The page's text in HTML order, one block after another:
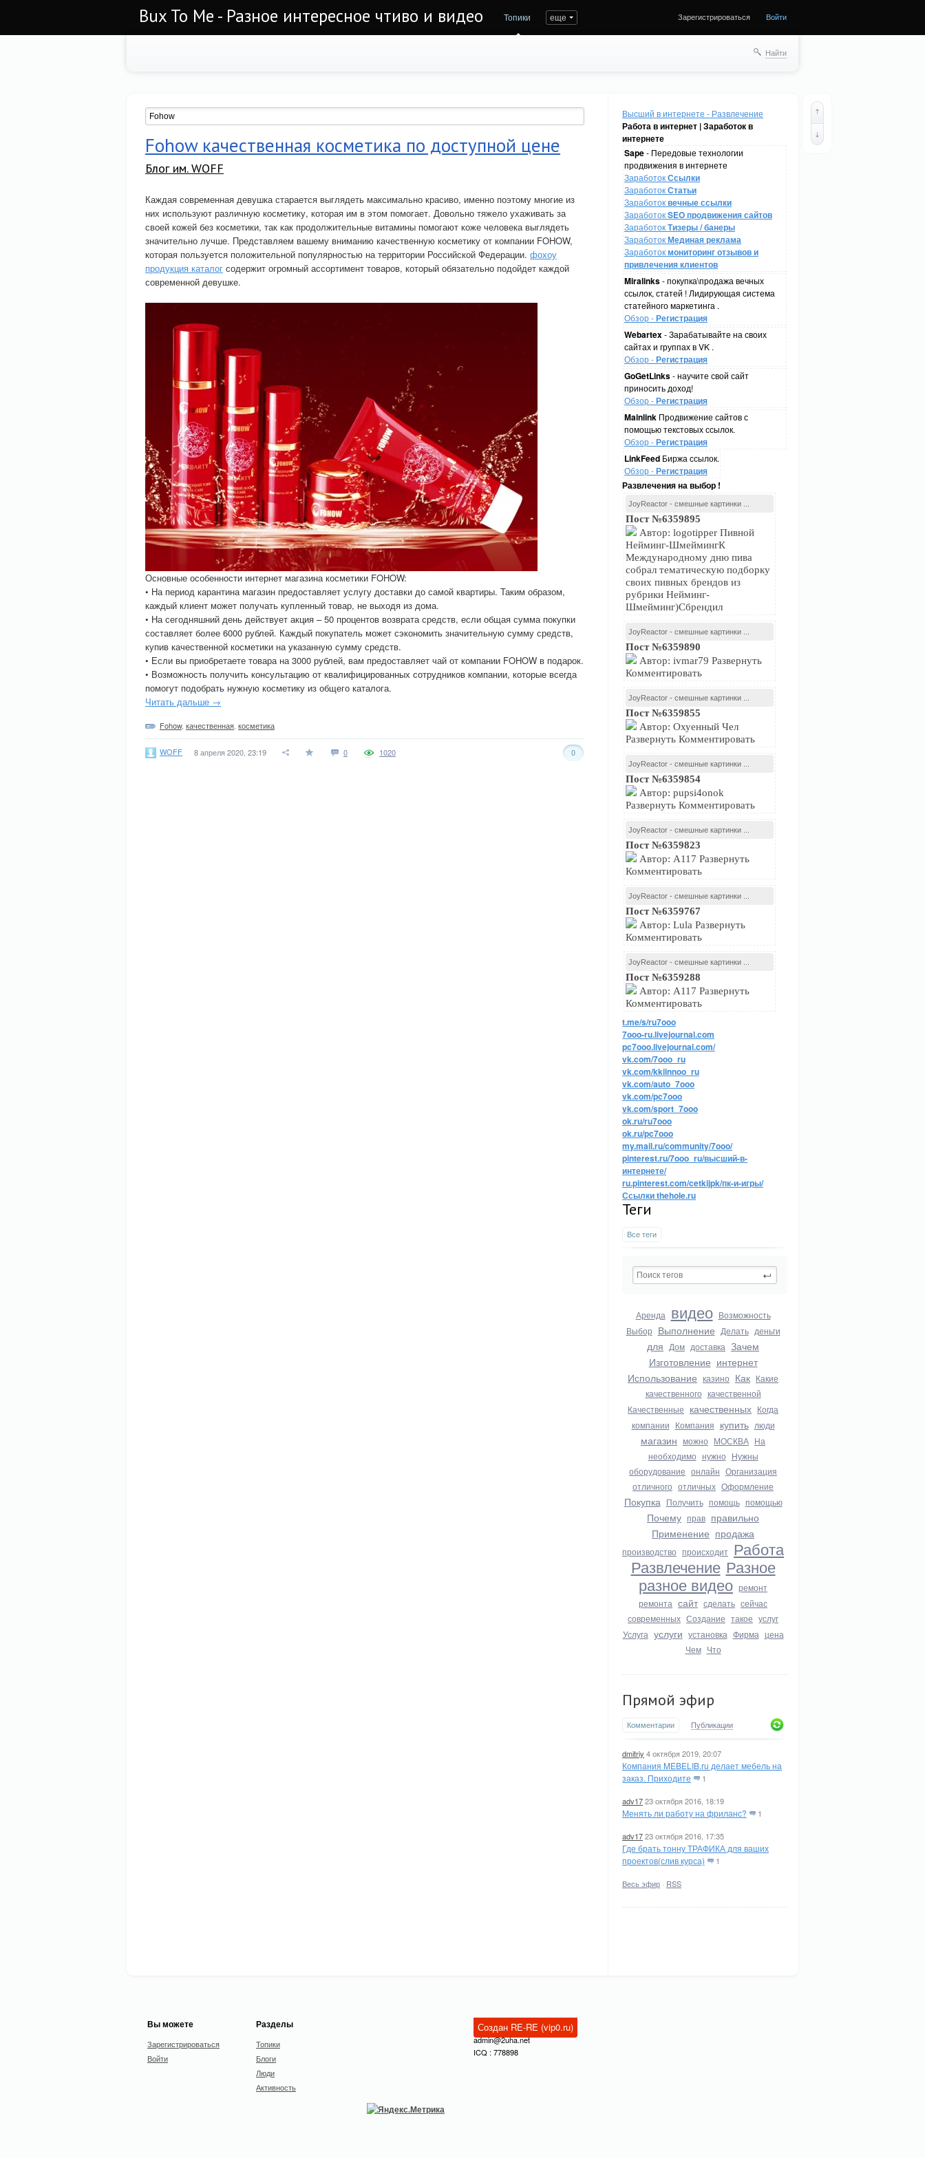
Bux To Me - Разное интересное чтиво и видео Топики еще Зарегистрироваться Войти
Найти
Высший в интернете - Развлечение
Работа в интернет | Заработок в
интернете
Sape- Передовые технологии
продвижения в интернете
ЗаработокСсылки
ЗаработокСтатьи
Заработоквечные ссылки
ЗаработокSEO продвижения сайтов
ЗаработокТизеры / банеры
ЗаработокМединая реклама
Заработокмониторинг отзывов и
привлечения клиентов
Miralinks- покупка\продажа вечных
ссылок, статей ! Лидирующая система
статейного маркетинга .
Обзор -Регистрация
Webartex- Зарабатывайте на своих
сайтах и группах в VK .
Обзор -Регистрация
GoGetLinks- научите свой сайт
приносить доход!
Обзор -Регистрация
Mainlink Продвижение сайтов с
помощью текстовых ссылок.
Обзор -Регистрация
LinkFeed Биржа ссылок.
Обзор -Регистрация
Развлечения на выбор !
JoyReactor - смешные картинки ...
Пост №6359895
Автор: logotipper Пивной
Нейминг-ШмеймингК
Международному дню пива
собрал тематическую подборку
своих пивных брендов из
рубрики Нейминг-
Шмейминг)Сбрендил
JoyReactor - смешные картинки ...
Пост №6359890
Автор: ivmar79 Развернуть
Комментировать
JoyReactor - смешные картинки ...
Пост №6359855
Автор: Охуенный Чел
Развернуть Комментировать
JoyReactor - смешные картинки ...
Пост №6359854
Автор: pupsi4onok
Развернуть Комментировать
JoyReactor - смешные картинки ...
Пост №6359823
Автор: A117 Развернуть
Комментировать
JoyReactor - смешные картинки ...
Пост №6359767
Автор: Lula Развернуть
Комментировать
JoyReactor - смешные картинки ...
Пост №6359288
Автор: A117 Развернуть
Комментировать
t.me/s/ru7ooo
7ooo-ru.livejournal.com
pc7ooo.livejournal.com/
vk.com/7ooo_ru
vk.com/kkiinnoo_ru
vk.com/auto_7ooo
vk.com/pc7ooo
vk.com/sport_7ooo
ok.ru/ru7ooo
ok.ru/pc7ooo
my.mail.ru/community/7ooo/
pinterest.ru/7ooo_ru/высший-в-
интернете/
ru.pinterest.com/cetkijpk/пк-и-игры/
Ссылки thehole.ru
Теги
Все теги
Аренда видео Возможность
Выбор Выполнение Делать деньги
для Дом доставка Зачем
Изготовление интернет
Использование казино Как Какие
качественного качественной
Качественные качественных Когда
компании Компания купить люди
магазин можно МОСКВА На
необходимо нужно Нужны
оборудование онлайн Организация
отличного отличных Оформление
Покупка Получить помощь помощью
Почему прав правильно
Применение продажа
производство происходит Работа
Развлечение Разное
разное видео ремонт
ремонта сайт сделать сейчас
современных Создание такое услуг
Услуга услуги установка Фирма цена
Чем Что
Прямой эфир
Комментарии Публикации
dmitriy 4 октября 2019, 20:07
Компания MEBELIB.ru делает мебель на
заказ. Приходите
1
adv1723 октября 2016, 18:19
Менять ли работу на фриланс? 1
adv1723 октября 2016, 17:35
Где брать тонну ТРАФИКА для ваших
проектов(слив курса)
1
Весь эфир · RSS
Fohow качественная косметика по доступной цене
Блог им. WOFF
Каждая современная девушка старается выглядеть максимально красиво, именно поэтому многие из
них используют различную косметику, которая им в этом помогает. Довольно тяжело ухаживать за
своей кожей без косметики, так как продолжительные витамины помогают коже человека выглядеть
значительно лучше. Представляем вашему вниманию качественную косметику от компании FOHOW,
которая пользуется положительной популярностью на территории Российской Федерации. фохоу
продукция каталог содержит огромный ассортимент товаров, который обязательно подойдет каждой
современной девушке.
Основные особенности интернет магазина косметики FOHOW:
• На период карантина магазин предоставляет услугу доставки до самой квартиры. Таким образом,
каждый клиент может получать купленный товар, не выходя из дома.
• На сегодняшний день действует акция – 50 процентов возврата средств, если общая сумма покупки
составляет более 6000 рублей. Каждый покупатель может сэкономить значительную сумму средств,
купив качественной косметики на указанную сумму средств.
• Если вы приобретаете товара на 3000 рублей, вам предоставляет чай от компании FOHOW в подарок.
• Возможность получить консультацию от квалифицированных сотрудников компании, которые всегда
помогут подобрать нужную косметику из общего каталога.
Читать дальше →
Fohow, качественная косметика
WOFF 8 апреля 2020, 23:19 0 0
1020
Вы можете
Зарегистрироваться
Войти
Разделы
Топики
Блоги
Люди
Активность
Создан RE-RE (vip0.ru)
admin@2uha.net
ICQ : 778898